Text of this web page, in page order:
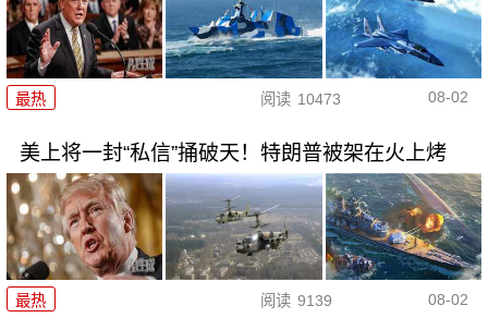
最热 阅读 10473 08-02
美上将一封“私信”捅破天！特朗普被架在火上烤
最热 阅读 9139 08-02